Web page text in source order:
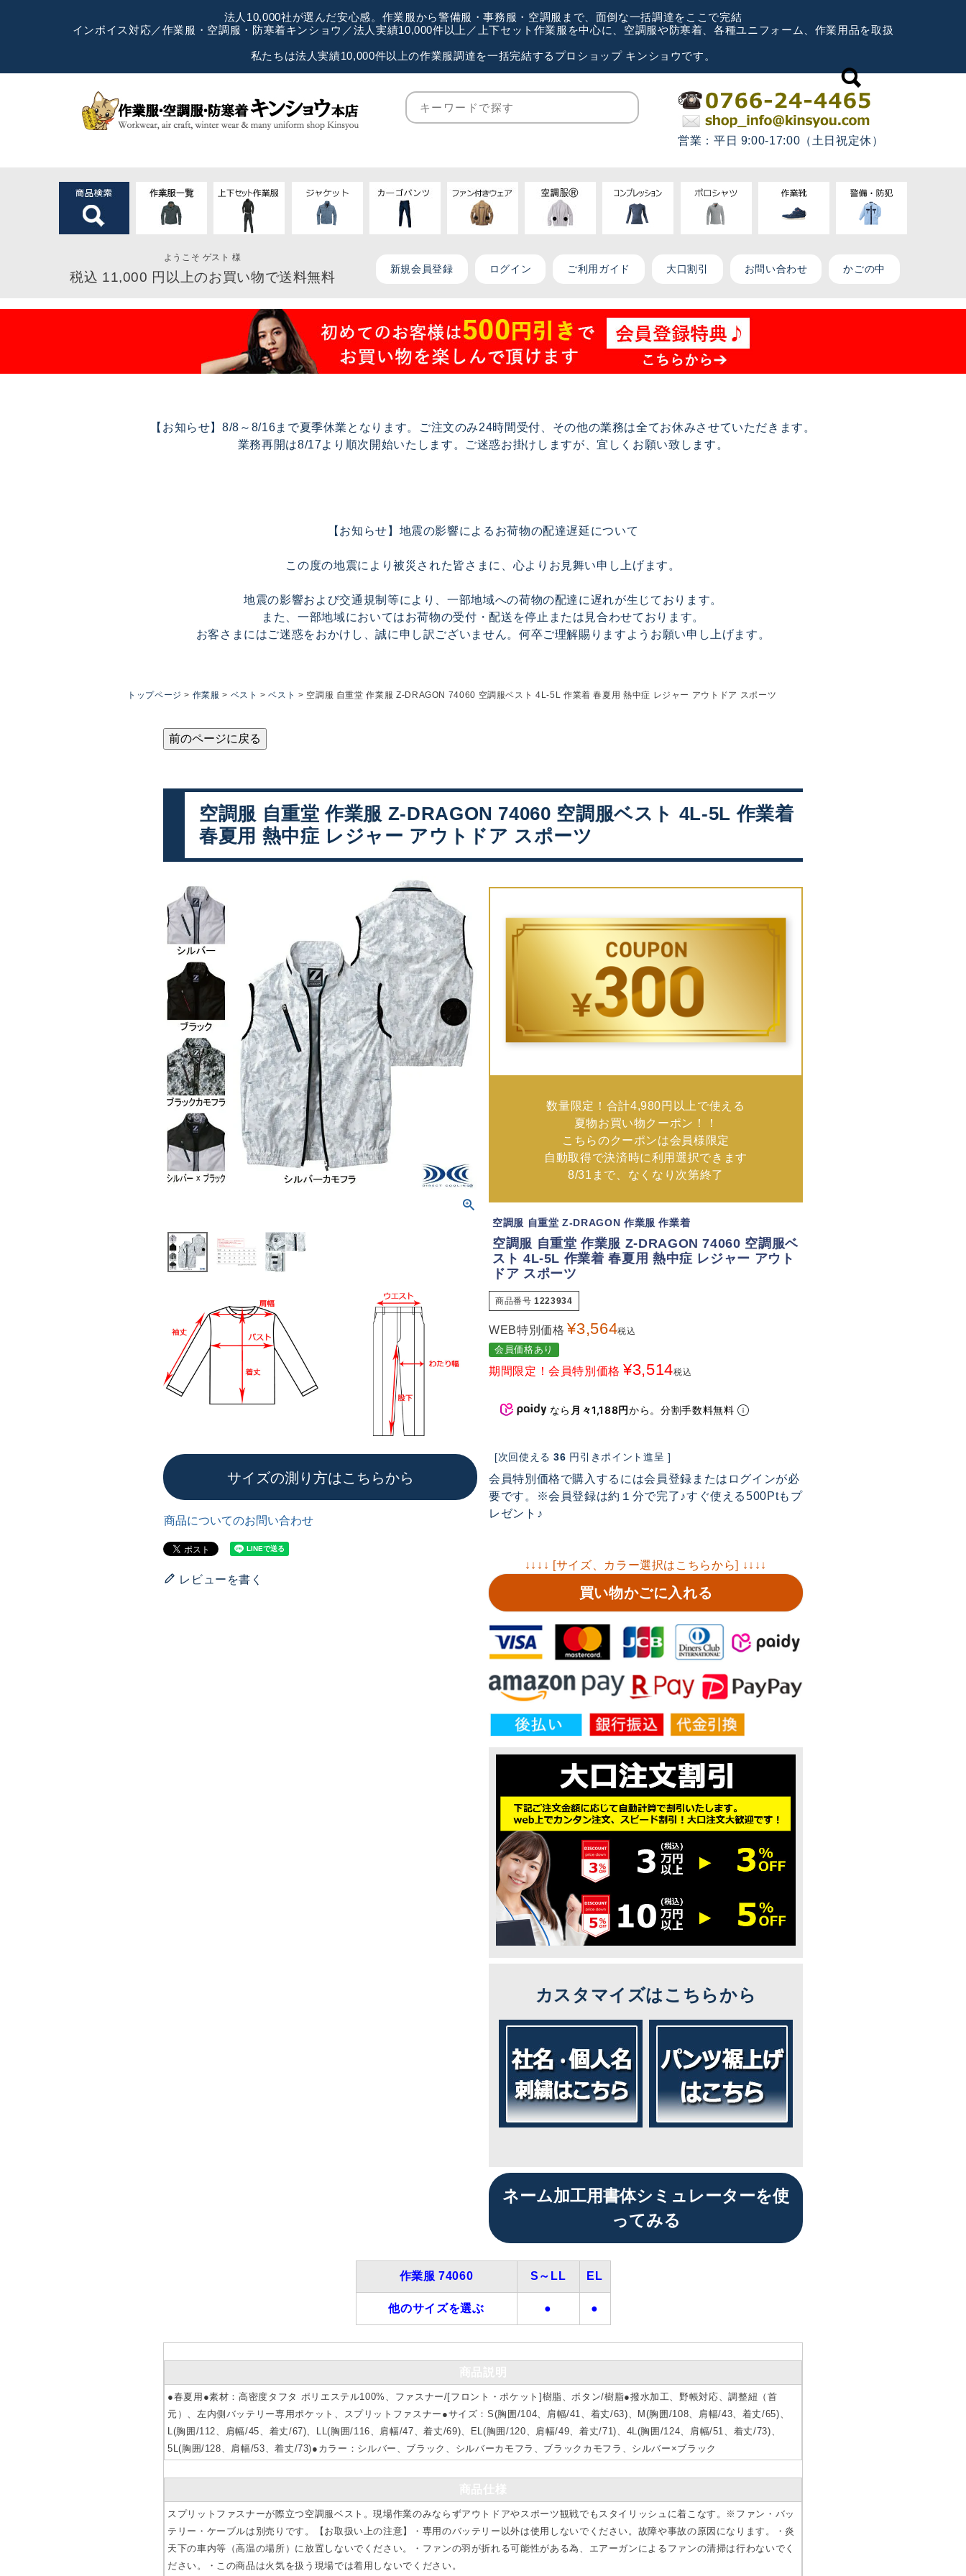
法人10,000社が選んだ安心感。作業服から警備服・事務服・空調服まで、面倒な一括調達をここで完結
インボイス対応／作業服・空調服・防寒着キンショウ／法人実績10,000件以上／上下セット作業服を中心に、空調服や防寒着、各種ユニフォーム、作業用品を取扱
私たちは法人実績10,000件以上の作業服調達を一括完結するプロショップ キンショウです。
営業：平日 9:00-17:00（土日祝定休）
ようこそ ゲスト 様
税込 11,000 円以上のお買い物で送料無料
新規会員登録 ログイン ご利用ガイド 大口割引 お問い合わせ かごの中
【お知らせ】8/8～8/16まで夏季休業となります。ご注文のみ24時間受付、その他の業務は全てお休みさせていただきます。
業務再開は8/17より順次開始いたします。ご迷惑お掛けしますが、宜しくお願い致します。
【お知らせ】地震の影響によるお荷物の配達遅延について
この度の地震により被災された皆さまに、心よりお見舞い申し上げます。
地震の影響および交通規制等により、一部地域への荷物の配達に遅れが生じております。
また、一部地域においてはお荷物の受付・配送を停止または見合わせております。
お客さまにはご迷惑をおかけし、誠に申し訳ございません。何卒ご理解賜りますようお願い申し上げます。
トップページ 作業服 ベスト ベスト 空調服 自重堂 作業服 Z-DRAGON 74060 空調服ベスト 4L-5L 作業着 春夏用 熱中症 レジャー アウトドア スポーツ
前のページに戻る
空調服 自重堂 作業服 Z-DRAGON 74060 空調服ベスト 4L-5L 作業着
春夏用 熱中症 レジャー アウトドア スポーツ
サイズの測り方はこちらから
商品についてのお問い合わせ
レビューを書く
数量限定！合計4,980円以上で使える
夏物お買い物クーポン！！
こちらのクーポンは会員様限定
自動取得で決済時に利用選択できます
8/31まで、なくなり次第終了
空調服 自重堂 Z-DRAGON 作業服 作業着
空調服 自重堂 作業服 Z-DRAGON 74060 空調服ベ
スト 4L-5L 作業着 春夏用 熱中症 レジャー アウト
ドア スポーツ
商品番号 1223934
WEB特別価格 ¥3,564税込
会員価格あり
期間限定！会員特別価格 ¥3,514税込
なら 月々1,188円から。分割手数料無料
[次回使える 36 円引きポイント進呈 ]
会員特別価格で購入するには会員登録またはログインが必
要です。※会員登録は約１分で完了♪すぐ使える500Ptもプ
レゼント♪
↓↓↓↓ [サイズ、カラー選択はこちらから] ↓↓↓↓
買い物かごに入れる
カスタマイズはこちらから
ネーム加工用書体シミュレーターを使
ってみる
作業服 74060 S～LL EL
他のサイズを選ぶ ● ●
●春夏用●素材：高密度タフタ ポリエステル100%、ファスナー/[フロント・ポケット]樹脂、ボタン/樹脂●撥水加工、野帳対応、調整紐（首
元）、左内側バッテリー専用ポケット、スプリットファスナー●サイズ：S(胸囲/104、肩幅/41、着丈/63)、M(胸囲/108、肩幅/43、着丈/65)、
L(胸囲/112、肩幅/45、着丈/67)、LL(胸囲/116、肩幅/47、着丈/69)、EL(胸囲/120、肩幅/49、着丈/71)、4L(胸囲/124、肩幅/51、着丈/73)、
5L(胸囲/128、肩幅/53、着丈/73)●カラー：シルバー、ブラック、シルバーカモフラ、ブラックカモフラ、シルバー×ブラック
スプリットファスナーが際立つ空調服ベスト。現場作業のみならずアウトドアやスポーツ観戦でもスタイリッシュに着こなす。※ファン・バッ
テリー・ケーブルは別売りです。【お取扱い上の注意】・専用のバッテリー以外は使用しないでください。故障や事故の原因になります。・炎
天下の車内等（高温の場所）に放置しないでください。・ファンの羽が折れる可能性がある為、エアーガンによるファンの清掃は行わないでく
ださい。・この商品は火気を扱う現場では着用しないでください。